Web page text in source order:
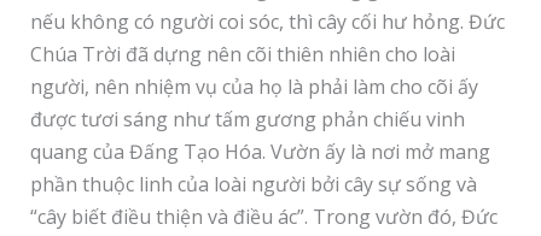
nếu không có người coi sóc, thì cây cối hư hỏng. Đức
Chúa Trời đã dựng nên cõi thiên nhiên cho loài
người, nên nhiệm vụ của họ là phải làm cho cõi ấy
được tươi sáng như tấm gương phản chiếu vinh
quang của Đấng Tạo Hóa. Vườn ấy là nơi mở mang
phần thuộc linh của loài người bởi cây sự sống và
“cây biết điều thiện và điều ác”. Trong vườn đó, Đức